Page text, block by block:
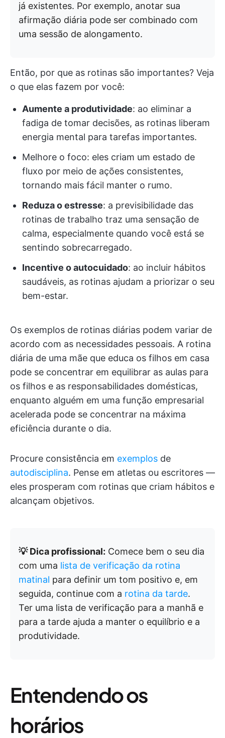
já existentes. Por exemplo, anotar sua
afirmação diária pode ser combinado com
uma sessão de alongamento.
Então, por que as rotinas são importantes? Veja
o que elas fazem por você:
Aumente a produtividade: ao eliminar a
fadiga de tomar decisões, as rotinas liberam
energia mental para tarefas importantes.
Melhore o foco: eles criam um estado de
fluxo por meio de ações consistentes,
tornando mais fácil manter o rumo.
Reduza o estresse: a previsibilidade das
rotinas de trabalho traz uma sensação de
calma, especialmente quando você está se
sentindo sobrecarregado.
Incentive o autocuidado: ao incluir hábitos
saudáveis, as rotinas ajudam a priorizar o seu
bem-estar.
Os exemplos de rotinas diárias podem variar de
acordo com as necessidades pessoais. A rotina
diária de uma mãe que educa os filhos em casa
pode se concentrar em equilibrar as aulas para
os filhos e as responsabilidades domésticas,
enquanto alguém em uma função empresarial
acelerada pode se concentrar na máxima
eficiência durante o dia.
Procure consistência em exemplos de
autodisciplina. Pense em atletas ou escritores —
eles prosperam com rotinas que criam hábitos e
alcançam objetivos.
💡 Dica profissional: Comece bem o seu dia
com uma lista de verificação da rotina
matinal para definir um tom positivo e, em
seguida, continue com a rotina da tarde.
Ter uma lista de verificação para a manhã e
para a tarde ajuda a manter o equilíbrio e a
produtividade.
Entendendo os
horários